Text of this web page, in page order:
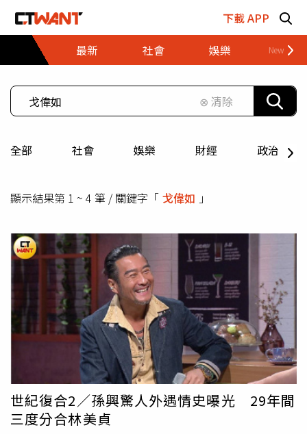
下載 APP
最新
社會 娛樂 財經
⊗ 清除
全部 社會 娛樂 財經 政治
顯示結果第 1 ~ 4 筆 / 關鍵字「 戈偉如 」
世紀復合2／孫興驚人外遇情史曝光 29年間
三度分合林美貞